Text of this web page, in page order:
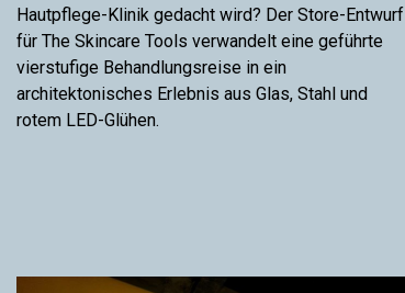
Hautpflege-Klinik gedacht wird? Der Store-Entwurf
für The Skincare Tools verwandelt eine geführte
vierstufige Behandlungsreise in ein
architektonisches Erlebnis aus Glas, Stahl und
rotem LED-Glühen.